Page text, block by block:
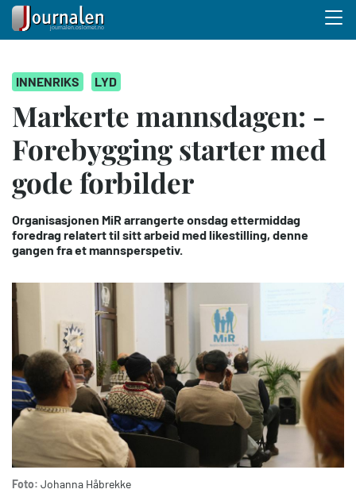
hovedinnhold
INNENRIKS LYD
Markerte mannsdagen: -
Forebygging starter med
gode forbilder
Organisasjonen MiR arrangerte onsdag ettermiddag
foredrag relatert til sitt arbeid med likestilling, denne
gangen fra et mannsperspetiv.
Foto: Johanna Håbrekke